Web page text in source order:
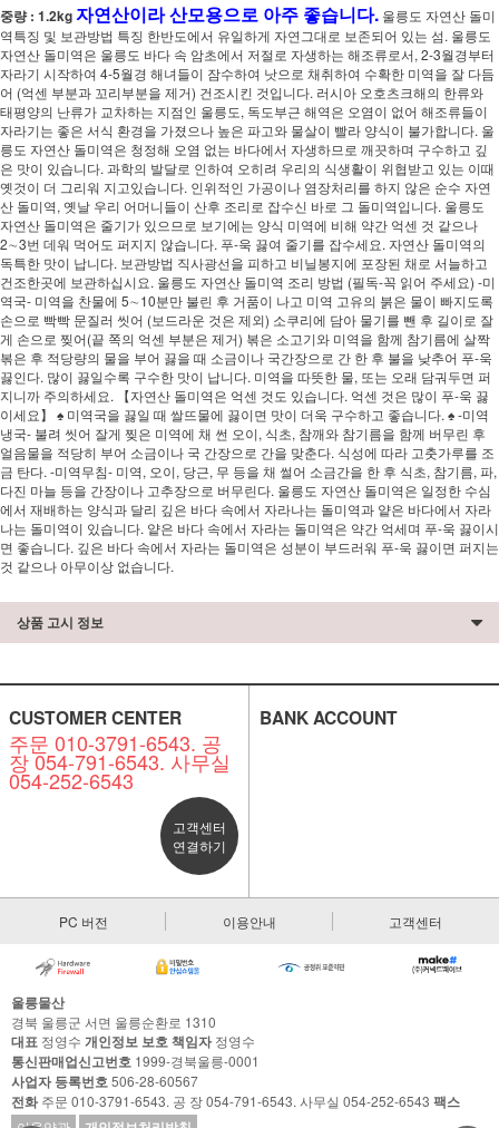
중량 : 1.2kg자연산이라 산모용으로 아주 좋습니다. 울릉도 자연산 돌미
역특징 및 보관방법 특징 한반도에서 유일하게 자연그대로 보존되어 있는 섬. 울릉도
자연산 돌미역은 울릉도 바다 속 암초에서 저절로 자생하는 해조류로서, 2-3월경부터
자라기 시작하여 4-5월경 해녀들이 잠수하여 낫으로 채취하여 수확한 미역을 잘 다듬
어 (억센 부분과 꼬리부분을 제거) 건조시킨 것입니다. 러시아 오호츠크해의 한류와
태평양의 난류가 교차하는 지점인 울릉도, 독도부근 해역은 오염이 없어 해조류들이
자라기는 좋은 서식 환경을 가졌으나 높은 파고와 물살이 빨라 양식이 불가합니다. 울
릉도 자연산 돌미역은 청정해 오염 없는 바다에서 자생하므로 깨끗하며 구수하고 깊
은 맛이 있습니다. 과학의 발달로 인하여 오히려 우리의 식생활이 위협받고 있는 이때
옛것이 더 그리워 지고있습니다. 인위적인 가공이나 염장처리를 하지 않은 순수 자연
산 돌미역, 옛날 우리 어머니들이 산후 조리로 잡수신 바로 그 돌미역입니다. 울릉도
자연산 돌미역은 줄기가 있으므로 보기에는 양식 미역에 비해 약간 억센 것 같으나
2∼3번 데워 먹어도 퍼지지 않습니다. 푸-욱 끓여 줄기를 잡수세요. 자연산 돌미역의
독특한 맛이 납니다. 보관방법 직사광선을 피하고 비닐봉지에 포장된 채로 서늘하고
건조한곳에 보관하십시요. 울릉도 자연산 돌미역 조리 방법 (필독-꼭 읽어 주세요) -미
역국- 미역을 찬물에 5∼10분만 불린 후 거품이 나고 미역 고유의 붉은 물이 빠지도록
손으로 빡빡 문질러 씻어 (보드라운 것은 제외) 소쿠리에 담아 물기를 뺀 후 길이로 잘
게 손으로 찢어(끝 쪽의 억센 부분은 제거) 볶은 소고기와 미역을 함께 참기름에 살짝
볶은 후 적당량의 물을 부어 끓을 때 소금이나 국간장으로 간 한 후 불을 낮추어 푸-욱
끓인다. 많이 끓일수록 구수한 맛이 납니다. 미역을 따뜻한 물, 또는 오래 담궈두면 퍼
지니까 주의하세요. 【자연산 돌미역은 억센 것도 있습니다. 억센 것은 많이 푸-욱 끓
이세요】 ♠ 미역국을 끓일 때 쌀뜨물에 끓이면 맛이 더욱 구수하고 좋습니다. ♠ -미역
냉국- 불려 씻어 잘게 찢은 미역에 채 썬 오이, 식초, 참깨와 참기름을 함께 버무린 후
얼음물을 적당히 부어 소금이나 국 간장으로 간을 맞춘다. 식성에 따라 고춧가루를 조
금 탄다. -미역무침- 미역, 오이, 당근, 무 등을 채 썰어 소금간을 한 후 식초, 참기름, 파,
다진 마늘 등을 간장이나 고추장으로 버무린다. 울릉도 자연산 돌미역은 일정한 수심
에서 재배하는 양식과 달리 깊은 바다 속에서 자라나는 돌미역과 얕은 바다에서 자라
나는 돌미역이 있습니다. 얕은 바다 속에서 자라는 돌미역은 약간 억세며 푸-욱 끓이시
면 좋습니다. 깊은 바다 속에서 자라는 돌미역은 성분이 부드러워 푸-욱 끓이면 퍼지는
것 같으나 아무이상 없습니다.
상품 고시 정보
CUSTOMER CENTER
주문 010-3791-6543. 공
장 054-791-6543. 사무실
054-252-6543
고객센터
연결하기
BANK ACCOUNT
PC 버전 이용안내 고객센터
울릉물산
경북 울릉군 서면 울릉순환로 1310
대표 정영수 개인정보 보호 책임자정영수
통신판매업신고번호 1999-경북울릉-0001
사업자 등록번호506-28-60567
전화주문 010-3791-6543. 공 장 054-791-6543. 사무실 054-252-6543 팩스